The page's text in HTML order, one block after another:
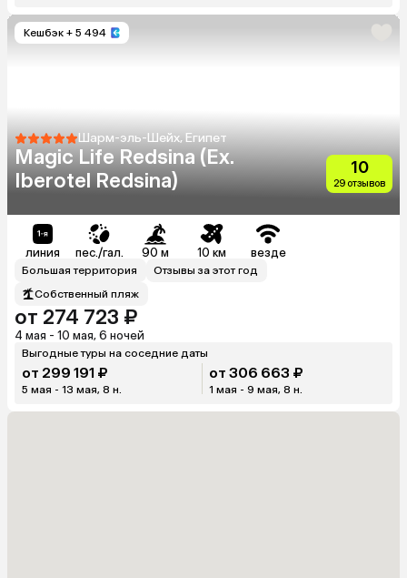
Кешбэк + 5 494
Шарм-эль-Шейх, Египет
Magic Life Redsina (Ex.
Iberotel Redsina)
10
29 отзывов
линия пес./гал. 90 м 10 км везде
Большая территория
Отзывы за этот год
Собственный пляж
от 274 723 ₽
4 мая - 10 мая, 6 ночей
Выгодные туры на соседние даты
от 299 191 ₽
5 мая - 13 мая, 8 н.
от 306 663 ₽
1 мая - 9 мая, 8 н.